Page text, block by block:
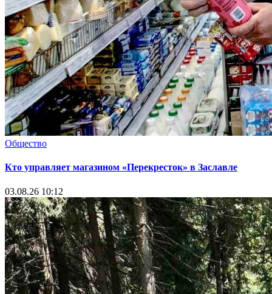
Общество
Кто управляет магазином «Перекресток» в Заславле
03.08.26 10:12